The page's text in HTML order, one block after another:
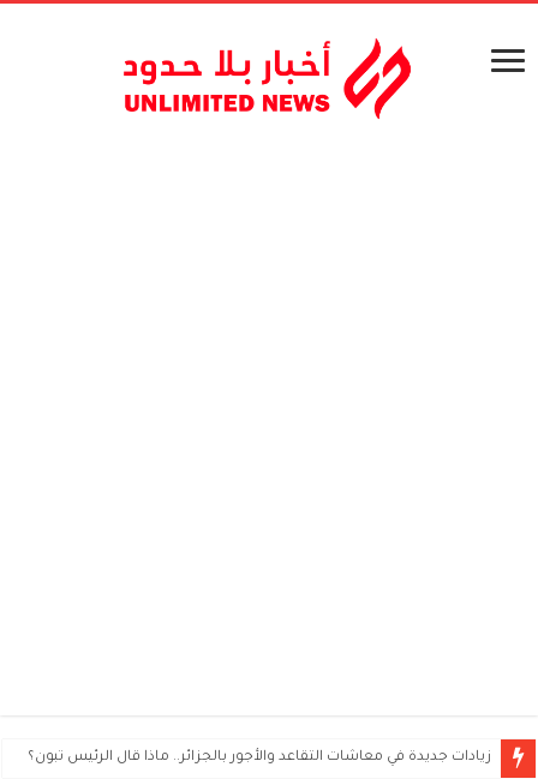
زيادات جديدة في معاشات التقاعد والأجور بالجزائر.. ماذا قال الرئيس تبون؟